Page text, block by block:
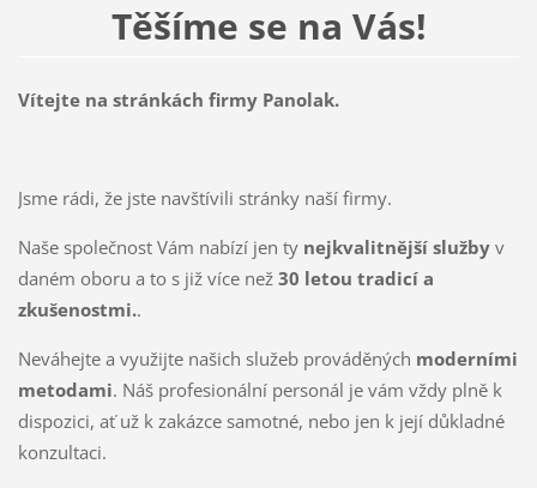
Těšíme se na Vás!
Vítejte na stránkách firmy Panolak.
Jsme rádi, že jste navštívili stránky naší firmy.
Naše společnost Vám nabízí jen ty nejkvalitnější služby v
daném oboru a to s již více než 30 letou tradicí a
zkušenostmi..
Neváhejte a využijte našich služeb prováděných moderními
metodami. Náš profesionální personál je vám vždy plně k
dispozici, ať už k zakázce samotné, nebo jen k její důkladné
konzultaci.